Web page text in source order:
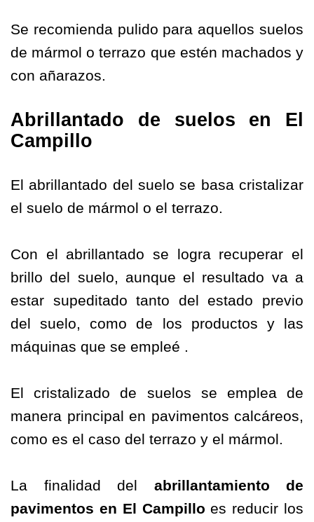
Se recomienda pulido para aquellos suelos
de mármol o terrazo que estén machados y
con añarazos.
Abrillantado de suelos en El
Campillo
El abrillantado del suelo se basa cristalizar
el suelo de mármol o el terrazo.
Con el abrillantado se logra recuperar el
brillo del suelo, aunque el resultado va a
estar supeditado tanto del estado previo
del suelo, como de los productos y las
máquinas que se empleé .
El cristalizado de suelos se emplea de
manera principal en pavimentos calcáreos,
como es el caso del terrazo y el mármol.
La finalidad del abrillantamiento
de
pavimentos en El Campillo es reducir los